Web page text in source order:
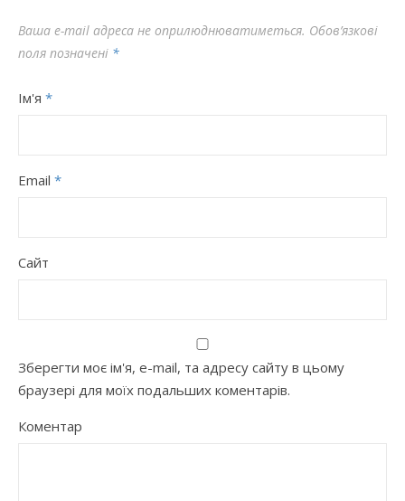
Ваша e-mail адреса не оприлюднюватиметься. Обов’язкові
поля позначені *
Ім'я *
Email *
Сайт
Зберегти моє ім'я, e-mail, та адресу сайту в цьому
браузері для моїх подальших коментарів.
Коментар